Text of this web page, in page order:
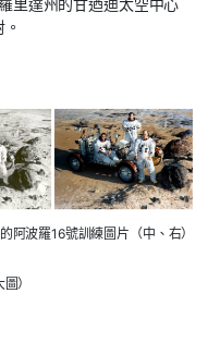
里達州的甘迺迪太空中心
阿波羅16號訓練圖片（中、右）
）